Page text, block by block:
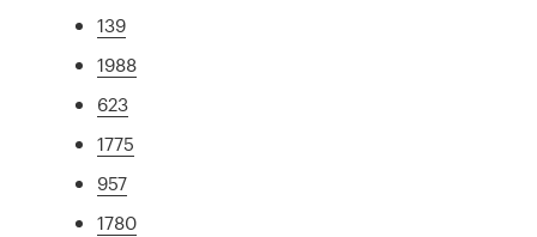
139
1988
623
1775
957
1780